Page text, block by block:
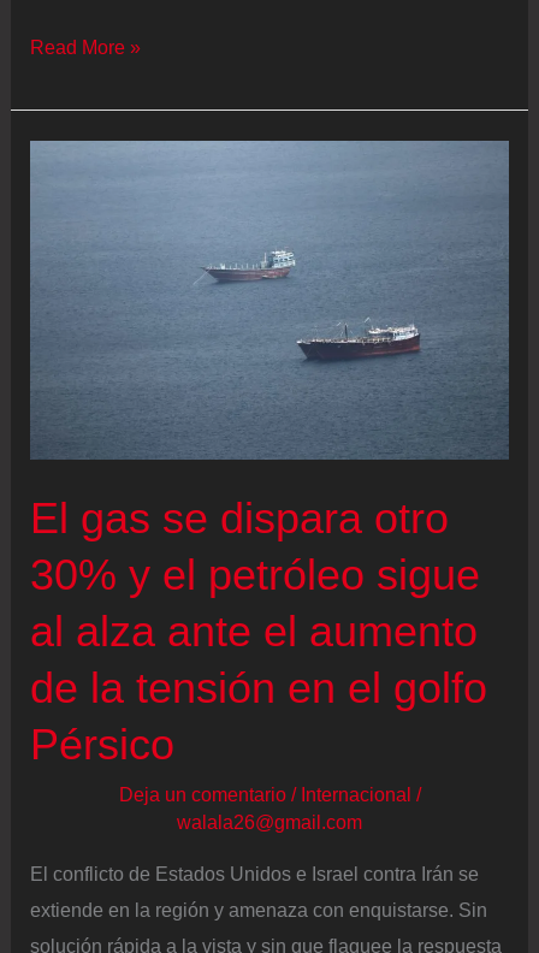
Vender
mejor
del
Read More »
El gas se dispara otro
30% y el petróleo sigue
al alza ante el aumento
de la tensión en el golfo
Pérsico
Deja un comentario / Internacional /
walala26@gmail.com
El conflicto de Estados Unidos e Israel contra Irán se
extiende en la región y amenaza con enquistarse. Sin
solución rápida a la vista y sin que flaquee la respuesta